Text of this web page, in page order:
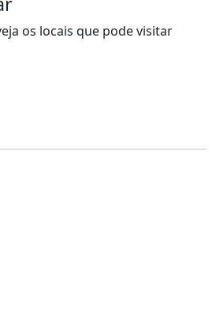
os locais que pode visitar